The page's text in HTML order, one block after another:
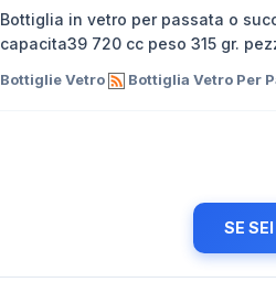
Bottiglia in vetro per passata o
capacita39 720 cc peso 315 gr.
Bottiglie Vetro Bottiglia Vetro Per
SE